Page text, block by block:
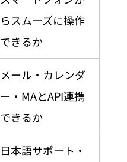
らスムーズに操作
できるか
メール・カレンダ
ー・MAとAPI連携
できるか
日本語サポート・